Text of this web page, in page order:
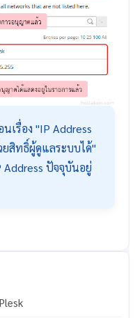
เรื่อง "IP Address
สิทธิ์ผู้ดูแลระบบได้"
ปัจจุบันอยู่